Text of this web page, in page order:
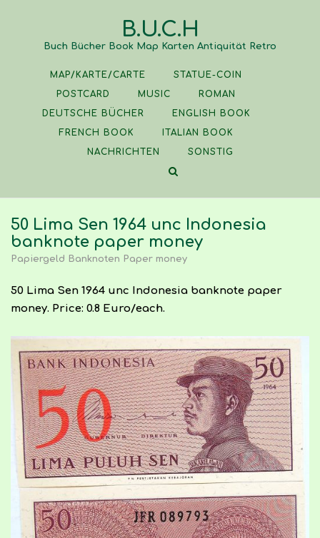
B.U.C.H
Buch Bücher Book Map Karten Antiquität Retro
MAP/KARTE/CARTE
STATUE-COIN
POSTCARD
MUSIC
ROMAN
DEUTSCHE BÜCHER
ENGLISH BOOK
FRENCH BOOK
ITALIAN BOOK
NACHRICHTEN
SONSTIG
50 Lima Sen 1964 unc Indonesia
banknote paper money
Papiergeld Banknoten Paper money
50 Lima Sen 1964 unc Indonesia banknote paper
money. Price: 0.8 Euro/each.